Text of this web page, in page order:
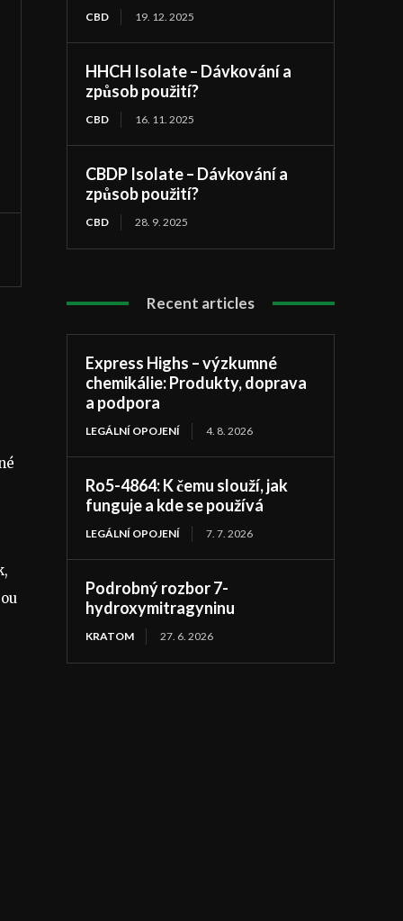
CBD 19. 12. 2025
HHCH Isolate – Dávkování a
způsob použití?
CBD 16. 11. 2025
CBDP Isolate – Dávkování a
způsob použití?
CBD 28. 9. 2025
Recent articles
Express Highs – výzkumné
chemikálie: Produkty, doprava
a podpora
LEGÁLNÍ OPOJENÍ 4. 8. 2026
Ro5-4864: K čemu slouží, jak
funguje a kde se používá
LEGÁLNÍ OPOJENÍ 7. 7. 2026
Podrobný rozbor 7-
hydroxymitragyninu
KRATOM 27. 6. 2026